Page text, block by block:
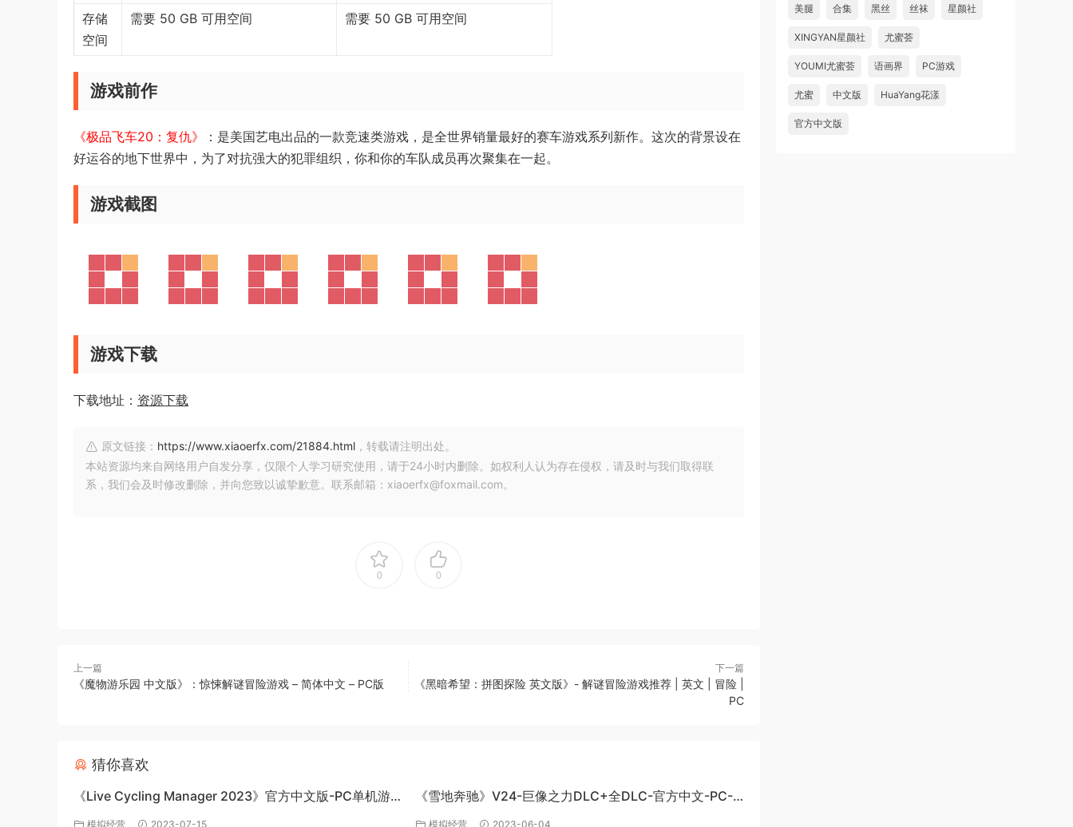
存储
空间
需要 50 GB 可用空间 需要 50 GB 可用空间
游戏前作
《极品飞车20：复仇》
：是美国艺电出品的一款竞速类游戏，是全世界销量最好的赛车游戏系列新作。这次的背景设在
好运谷的地下世界中，为了对抗强大的犯罪组织，你和你的车队成员再次聚集在一起。
游戏截图
游戏下载
下载地址： 资源下载
原文链接： https://www.xiaoerfx.com/21884.html ，转载请注明出处。
本站资源均来自网络用户自发分享，仅限个人学习研究使用，请于24小时内删除。如权利人认为存在侵权，请及时与我们取得联
系，我们会及时修改删除，并向您致以诚挚歉意。联系邮箱：xiaoerfx@foxmail.com。
0 0
上一篇
《魔物游乐园 中文版》：惊悚解谜冒险游戏 – 简体中文 – PC版
下一篇
《黑暗希望：拼图探险 英文版》- 解谜冒险游戏推荐 | 英文 | 冒险 |
PC
猜你喜欢
《Live Cycling Manager 2023》官方中文版-PC单机游
戏百度网盘免费下载
模拟经营 2023-07-15
《雪地奔驰》V24-巨像之力DLC+全DLC-官方中文-PC-
百度网盘资源
模拟经营 2023-06-04
美腿 合集 黑丝 丝袜 星颜社
XINGYAN星颜社 尤蜜荟
YOUMI尤蜜荟 语画界 PC游戏
尤蜜 中文版 HuaYang花漾
官方中文版